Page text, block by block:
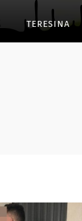
TERESINA